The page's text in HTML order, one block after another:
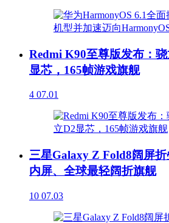
Redmi K90至尊版发布：
显芯，165帧游戏旗舰
4 07.01
三星Galaxy Z Fold8阔屏
内屏、全球最轻阔折旗舰
10 07.03